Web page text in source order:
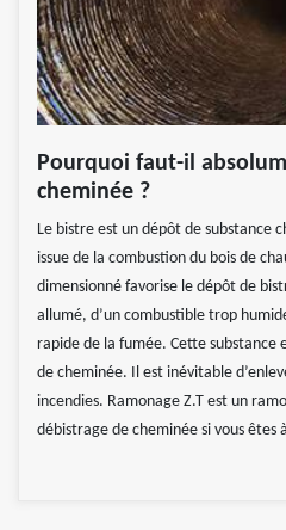
Pourquoi faut-il
cheminée ?
Le bistre est un dépôt de substance
issue de la combustion du bois de
dimensionné favorise le dépôt de
allumé, d’un combustible trop
rapide de la fumée. Cette substance
de cheminée. Il est inévitable
incendies. Ramonage Z.T est un
débistrage de cheminée si vous êtes